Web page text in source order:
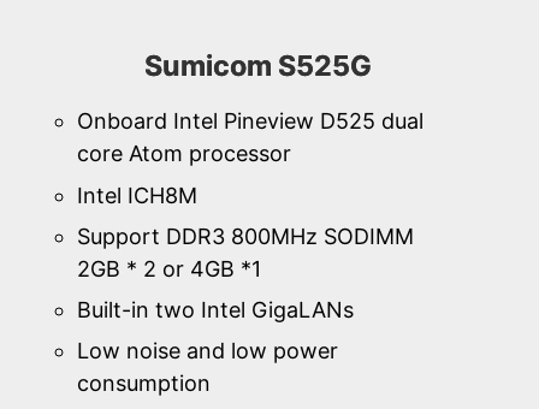
Sumicom S525G
Onboard Intel Pineview D525 dual
core Atom processor
Intel ICH8M
Support DDR3 800MHz SODIMM
2GB * 2 or 4GB *1
Built-in two Intel GigaLANs
Low noise and low power
consumption